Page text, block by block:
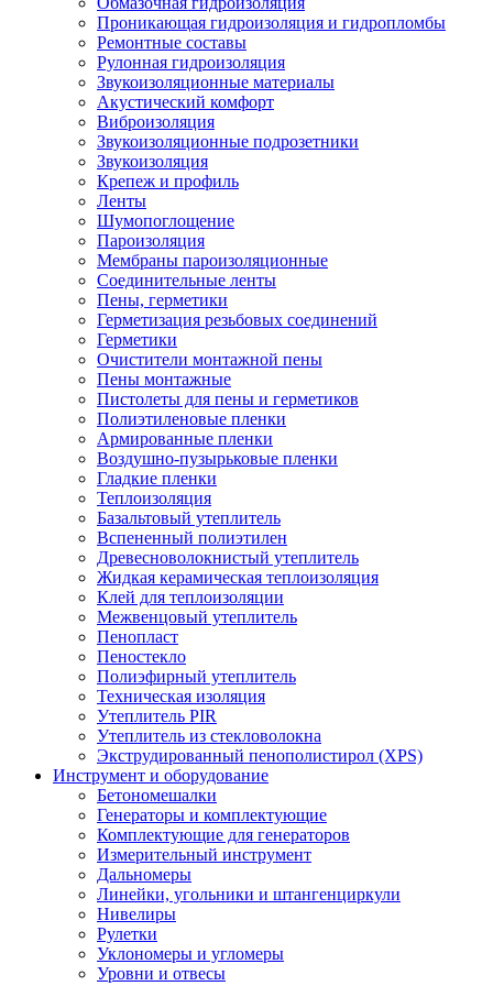
Проникающая гидроизоляция и гидропломбы
Ремонтные составы
Рулонная гидроизоляция
Звукоизоляционные материалы
Акустический комфорт
Виброизоляция
Звукоизоляционные подрозетники
Звукоизоляция
Крепеж и профиль
Ленты
Шумопоглощение
Пароизоляция
Мембраны пароизоляционные
Соединительные ленты
Пены, герметики
Герметизация резьбовых соединений
Герметики
Очистители монтажной пены
Пены монтажные
Пистолеты для пены и герметиков
Полиэтиленовые пленки
Армированные пленки
Воздушно-пузырьковые пленки
Гладкие пленки
Теплоизоляция
Базальтовый утеплитель
Вспененный полиэтилен
Древесноволокнистый утеплитель
Жидкая керамическая теплоизоляция
Клей для теплоизоляции
Межвенцовый утеплитель
Пенопласт
Пеностекло
Полиэфирный утеплитель
Техническая изоляция
Утеплитель PIR
Утеплитель из стекловолокна
Экструдированный пенополистирол (XPS)
Инструмент и оборудование
Бетономешалки
Генераторы и комплектующие
Комплектующие для генераторов
Измерительный инструмент
Дальномеры
Линейки, угольники и штангенциркули
Нивелиры
Рулетки
Уклономеры и угломеры
Уровни и отвесы